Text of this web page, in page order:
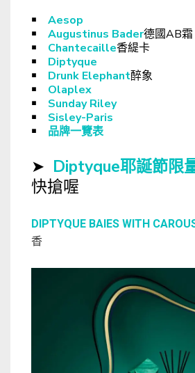
￭ Aesop
￭ Augustinus Bader德國AB霜
￭ Chantecaille香緹卡
￭ Diptyque
￭ Drunk Elephant醉象
￭ Olaplex
￭ Sunday Riley
￭ Sisley-Paris
￭ 品牌一覽表
➤ Diptyque耶誕節限
快搶喔
DIPTYQUE BAIES WITH
香